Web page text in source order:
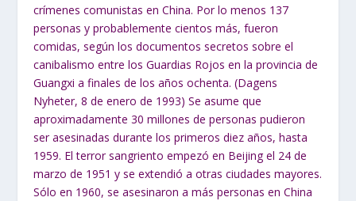
crímenes comunistas en China. Por lo menos 137
personas y probablemente cientos más, fueron
comidas, según los documentos secretos sobre el
canibalismo entre los Guardias Rojos en la provincia de
Guangxi a finales de los años ochenta. (Dagens
Nyheter, 8 de enero de 1993) Se asume que
aproximadamente 30 millones de personas pudieron
ser asesinadas durante los primeros diez años, hasta
1959. El terror sangriento empezó en Beijing el 24 de
marzo de 1951 y se extendió a otras ciudades mayores.
Sólo en 1960, se asesinaron a más personas en China